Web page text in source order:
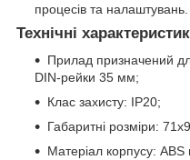
процесів та налаштувань.
Технічні
Прилад призначений
DIN-рейки 35 мм;
Клас захисту: IP20;
Габаритні розміри:
Матеріал корпусу: